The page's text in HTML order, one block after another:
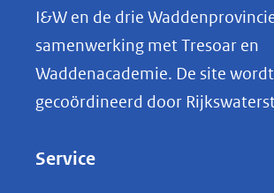
k
e
I&W en de drie
samenwerking met Tresoar en
Waddenacademie. De site wordt
gecoördineerd door
Service